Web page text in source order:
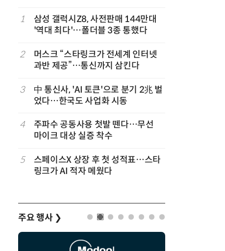
1
삼성 갤럭시Z8, 사전판매 144만대
'역대 최다'…폴더블 3종 통했다
2
머스크 “스타링크가 전세계 인터넷
과반 제공”…통신까지 삼킨다
3
中 통신사, 'AI 토큰'으로 분기 2兆 벌
었다…한국도 사업화 시동
4
주파수 공동사용 첫발 뗀다…무선
마이크 대상 실증 착수
5
스페이스X 상장 후 첫 성적표…스타
링크가 AI 적자 메웠다
주요 행사 ❯